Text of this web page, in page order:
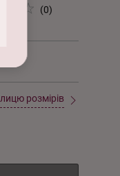
(0)
розмірів